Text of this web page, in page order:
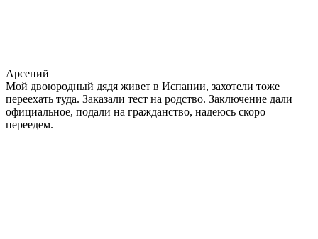
Арсений
Мой двоюродный дядя живет в Испании, захотели тоже
переехать туда. Заказали тест на родство. Заключение дали
официальное, подали на гражданство, надеюсь скоро
переедем.